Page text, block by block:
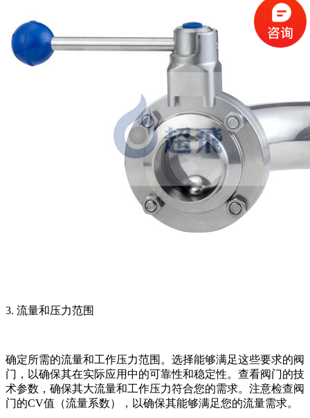
3. 流量和压力范围
确定所需的流量和工作压力范围。选择能够满足这些要求的阀
门，以确保其在实际应用中的可靠性和稳定性。查看阀门的技
术参数，确保其大流量和工作压力符合您的需求。注意检查阀
门的CV值（流量系数），以确保其能够满足您的流量需求。